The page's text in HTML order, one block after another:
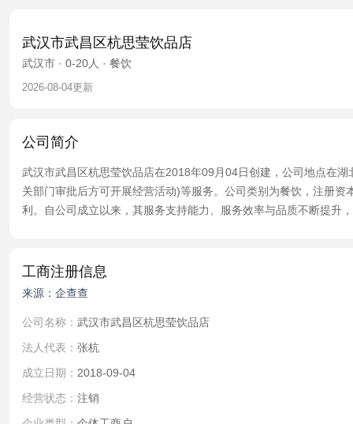
武汉市武昌区杭思莹饮品店
武汉市 · 0-20人 · 餐饮
2026-08-04更新
公司简介
武汉市武昌区杭思莹饮品店在2018年09月04日创建，公司地点在
关部门审批后方可开展经营活动)等服务。公司类别为餐饮，注册
利。自公司成立以来，其服务支持能力、服务效率与品质不断提升
工商注册信息
来源：企查查
公司名称： 武汉市武昌区杭思莹饮品店
法人代表： 张杭
成立日期： 2018-09-04
经营状态： 注销